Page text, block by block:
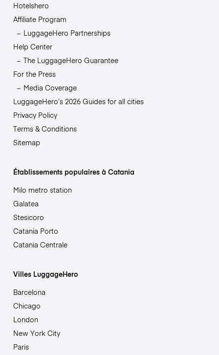
Hotelshero
Affiliate Program
LuggageHero Partnerships
Help Center
The LuggageHero Guarantee
For the Press
Media Coverage
LuggageHero’s 2026 Guides for all cities
Privacy Policy
Terms & Conditions
Sitemap
Établissements populaires à Catania
Milo metro station
Galatea
Stesicoro
Catania Porto
Catania Centrale
Villes LuggageHero
Barcelona
Chicago
London
New York City
Paris